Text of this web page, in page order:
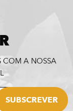
COM A NOSSA